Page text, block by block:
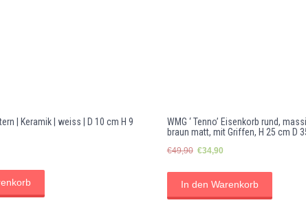
| Keramik | weiss | D 10 cm H 9
WMG ‘ Tenno’ Eisenkorb rund,
braun matt, mit Griffen, H 25 cm D
€49,90 Ursprünglicher
€49,90
€34,90
€34,90.
In den Warenkorb